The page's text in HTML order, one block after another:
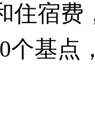
住宿
个基点